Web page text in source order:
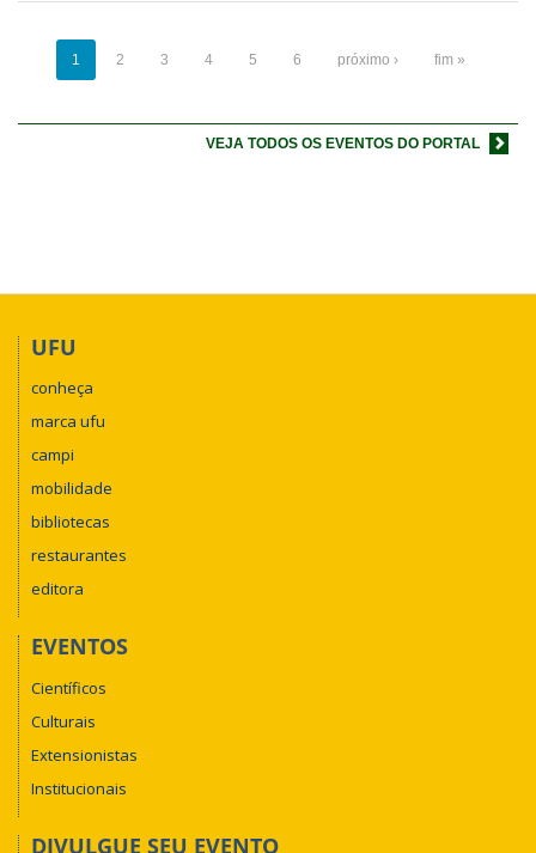
1 2 3 4 5 6 próximo › fim »
VEJA TODOS OS EVENTOS DO PORTAL
UFU
conheça
marca ufu
campi
mobilidade
bibliotecas
restaurantes
editora
EVENTOS
Científicos
Culturais
Extensionistas
Institucionais
DIVULGUE SEU EVENTO